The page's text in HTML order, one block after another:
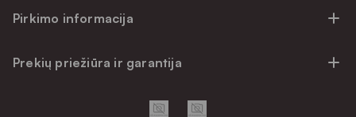
Firminiai salonai Klaipėdoje
Prekių atsiėmimo punktai
Atsiliepimai
Pirkimo informacija
Pirkimo sąlygos
Prekių priežiūra ir garantija